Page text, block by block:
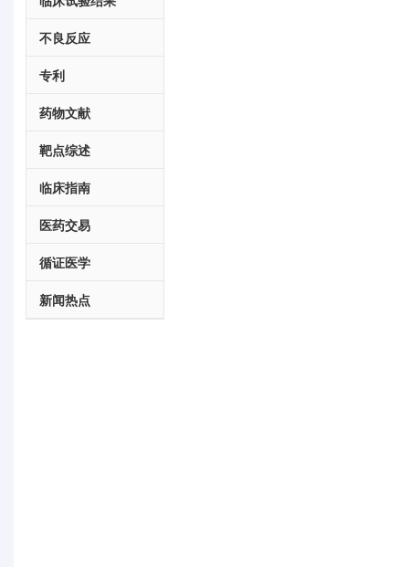
不良反应
专利
药物文献
靶点综述
临床指南
医药交易
循证医学
新闻热点